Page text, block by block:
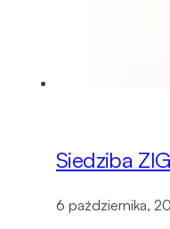
Siedziba
6 października,